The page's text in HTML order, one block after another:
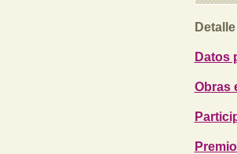
Datos
Obras